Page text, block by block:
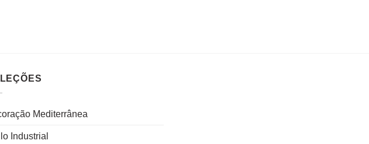
Mediterrânea
Industrial